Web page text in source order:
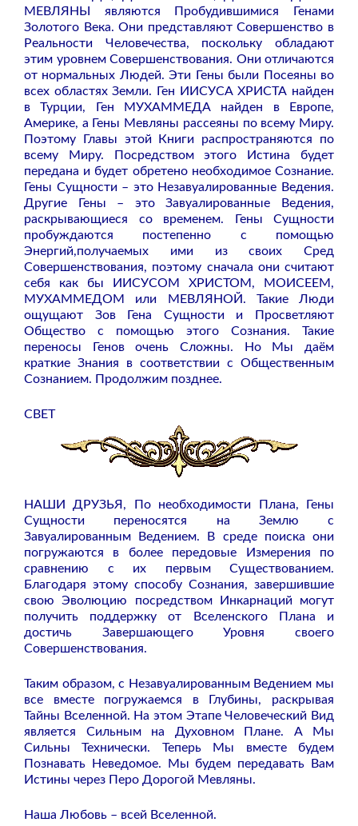
МЕВЛЯНЫ являются Пробудившимися Генами
Золотого Века. Они представляют Совершенство в
Реальности Человечества, поскольку обладают
этим уровнем Совершенствования. Они отличаются
от нормальных Людей. Эти Гены были Посеяны во
всех областях Земли. Ген ИИСУСА ХРИСТА найден
в Турции, Ген МУХАММЕДА найден в Европе,
Америке, а Гены Мевляны рассеяны по всему Миру.
Поэтому Главы этой Книги распространяются по
всему Миру. Посредством этого Истина будет
передана и будет обретено необходимое Сознание.
Гены Сущности – это Незавуалированные Ведения.
Другие Гены – это Завуалированные Ведения,
раскрывающиеся со временем. Гены Сущности
пробуждаются постепенно с помощью
Энергий,получаемых ими из своих Сред
Совершенствования, поэтому сначала они считают
себя как бы ИИСУСОМ ХРИСТОМ, МОИСЕЕМ,
МУХАММЕДОМ или МЕВЛЯНОЙ. Такие Люди
ощущают Зов Гена Сущности и Просветляют
Общество с помощью этого Сознания. Такие
переносы Генов очень Сложны. Но Мы даём
краткие Знания в соответствии с Общественным
Сознанием. Продолжим позднее.
СВЕТ
НАШИ ДРУЗЬЯ, По необходимости Плана, Гены
Сущности переносятся на Землю с
Завуалированным Ведением. В среде поиска они
погружаются в более передовые Измерения по
сравнению с их первым Существованием.
Благодаря этому способу Сознания, завершившие
свою Эволюцию посредством Инкарнаций могут
получить поддержку от Вселенского Плана и
достичь Завершающего Уровня своего
Совершенствования.
Таким образом, с Незавуалированным Ведением мы
все вместе погружаемся в Глубины, раскрывая
Тайны Вселенной. На этом Этапе Человеческий Вид
является Сильным на Духовном Плане. А Мы
Сильны Технически. Теперь Мы вместе будем
Познавать Неведомое. Мы будем передавать Вам
Истины через Перо Дорогой Мевляны.
Наша Любовь – всей Вселенной.